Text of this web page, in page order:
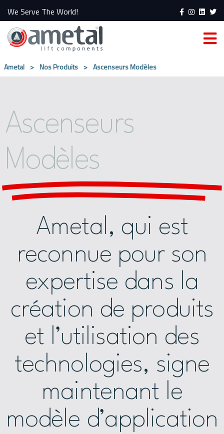
We Serve The World!
Ametal > Nos Produits > Ascenseurs Modèles
Ascenseurs
Modèles
Ametal, qui est
reconnue pour son
expertise dans la
création de produits
et l’utilisation des
technologies, signe
maintenant le
modèle d’application